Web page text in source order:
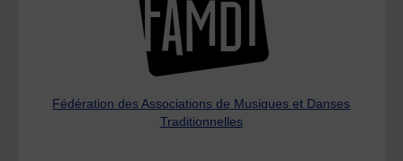
Fédération des Associations de Musiques et Danses
Traditionnelles